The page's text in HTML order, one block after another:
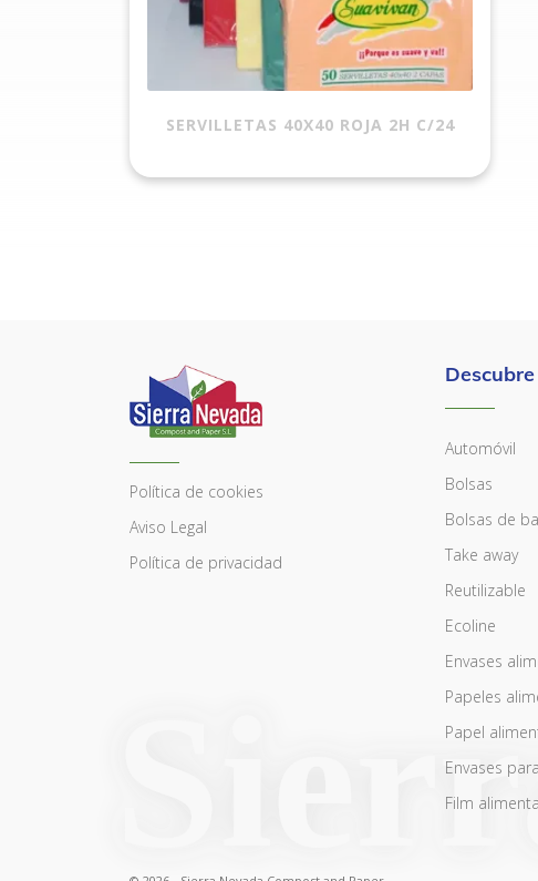
SERVILLETAS 40X40 ROJA 2H C/24
Política de cookies
Aviso Legal
Política de privacidad
Automóvil
Bolsas
Bolsas de
Take away
Reutilizable
Ecoline
Envases
Papeles
Papel
Envases
Film